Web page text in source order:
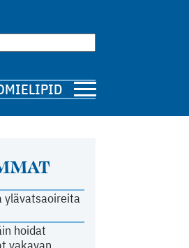
MIELIPIDE
ylävatsaoireita
hoidat
vakavan